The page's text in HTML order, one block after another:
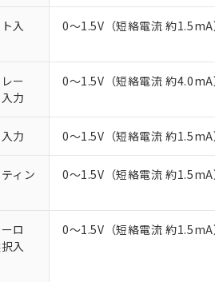
入
0～1.5V（短絡電流 約1.5mA
ー
力
0～1.5V（短絡電流 約4.0mA
力 0～1.5V（短絡電流 約1.5mA
ィン
0～1.5V（短絡電流 約1.5mA
ロ
入
0～1.5V（短絡電流 約1.5mA
正式な納期状況および標準価格はお
オムロン制御機器販売店や当社販売
在庫状況および標準価格結果を当社
す。
ている必要があります。
お客様が当ウェブサイト上で当社に
さい。
いる法人を指します。
在庫の切り替え状況などにより、予定
非含有証明書ダウンロード
の非含有証明書をダウンロードするこ
RoHS指令（10物質）の非含有証明書
質の非含有証明書（当社基準）
証明書は発行日時点で非含有を証明す
フタル酸ジブチル) : 1000ppm、 DIBP(フタル酸
フタル酸ビス(2-エチルヘキシル)) : 1000ppm
環境保護使用期限
」：有害物質（10物質）のすべてが基
10」：通常の使用状況下において有害
ます。
当社は貴社製品を、核兵器、ミサイ
置等に一切使用いたしません。
また当社は、販売先および販売に係
たしません。
一定数以上の在庫あり
－
在庫なし(最新の在庫状況につい
空
受注生産機種、また在庫状況の